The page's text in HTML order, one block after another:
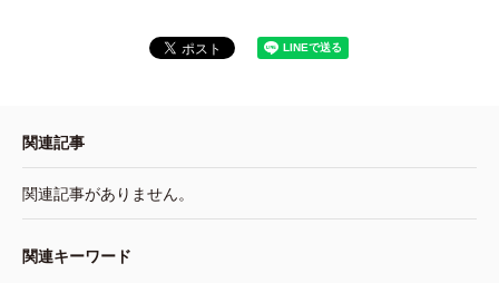
関連記事
関連記事がありません。
関連キーワード